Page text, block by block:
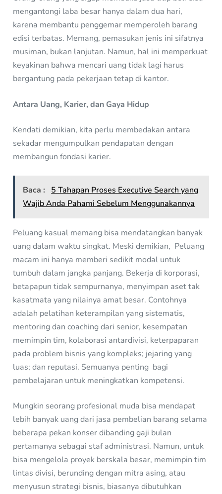
mengantongi laba besar hanya dalam dua hari,
karena membantu penggemar memperoleh barang
edisi terbatas. Memang, pemasukan jenis ini sifatnya
musiman, bukan lanjutan. Namun, hal ini memperkuat
keyakinan bahwa mencari uang tidak lagi harus
bergantung pada pekerjaan tetap di kantor.
Antara Uang, Karier, dan Gaya Hidup
Kendati demikian, kita perlu membedakan antara
sekadar mengumpulkan pendapatan dengan
membangun fondasi karier.
Baca :
5 Tahapan Proses Executive Search yang
Wajib Anda Pahami Sebelum Menggunakannya
Peluang kasual memang bisa mendatangkan banyak
uang dalam waktu singkat. Meski demikian, Peluang
macam ini hanya memberi sedikit modal untuk
tumbuh dalam jangka panjang. Bekerja di korporasi,
betapapun tidak sempurnanya, menyimpan aset tak
kasatmata yang nilainya amat besar. Contohnya
adalah pelatihan keterampilan yang sistematis,
mentoring dan coaching dari senior, kesempatan
memimpin tim, kolaborasi antardivisi, keterpaparan
pada problem bisnis yang kompleks; jejaring yang
luas; dan reputasi. Semuanya penting bagi
pembelajaran untuk meningkatkan kompetensi.
Mungkin seorang profesional muda bisa mendapat
lebih banyak uang dari jasa pembelian barang selama
beberapa pekan konser dibanding gaji bulan
pertamanya sebagai staf administrasi. Namun, untuk
bisa mengelola proyek berskala besar, memimpin tim
lintas divisi, berunding dengan mitra asing, atau
menyusun strategi bisnis, biasanya dibutuhkan